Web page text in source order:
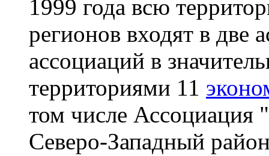
1999 года всю
регионов входят в две
ассоциаций в
территориями 11
том числе Ассоциация
Северо-Западный